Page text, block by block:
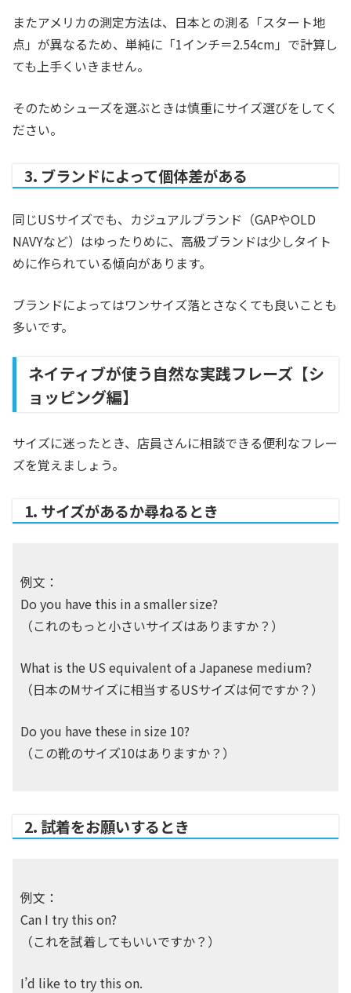
またアメリカの測定方法は、日本との測る「スタート地
点」が異なるため、単純に「1インチ＝2.54cm」で計算し
ても上手くいきません。
そのためシューズを選ぶときは慎重にサイズ選びをしてく
ださい。
3. ブランドによって個体差がある
同じUSサイズでも、カジュアルブランド（GAPやOLD
NAVYなど）はゆったりめに、高級ブランドは少しタイト
めに作られている傾向があります。
ブランドによってはワンサイズ落とさなくても良いことも
多いです。
ネイティブが使う自然な実践フレーズ【シ
ョッピング編】
サイズに迷ったとき、店員さんに相談できる便利なフレー
ズを覚えましょう。
1. サイズがあるか尋ねるとき
例文：
Do you have this in a smaller size?
（これのもっと小さいサイズはありますか？）
What is the US equivalent of a Japanese medium?
（日本のMサイズに相当するUSサイズは何ですか？）
Do you have these in size 10?
（この靴のサイズ10はありますか？）
2. 試着をお願いするとき
例文：
Can I try this on?
（これを試着してもいいですか？）
I’d like to try this on.